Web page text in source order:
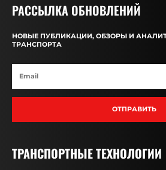
РАССЫЛКА ОБНОВЛЕНИЙ
НОВЫЕ ПУБЛИКАЦИИ, ОБЗОРЫ И
ТРАНСПОРТА
ОТПРАВИТЬ
ТРАНСПОРТНЫЕ ТЕХНОЛОГИИ